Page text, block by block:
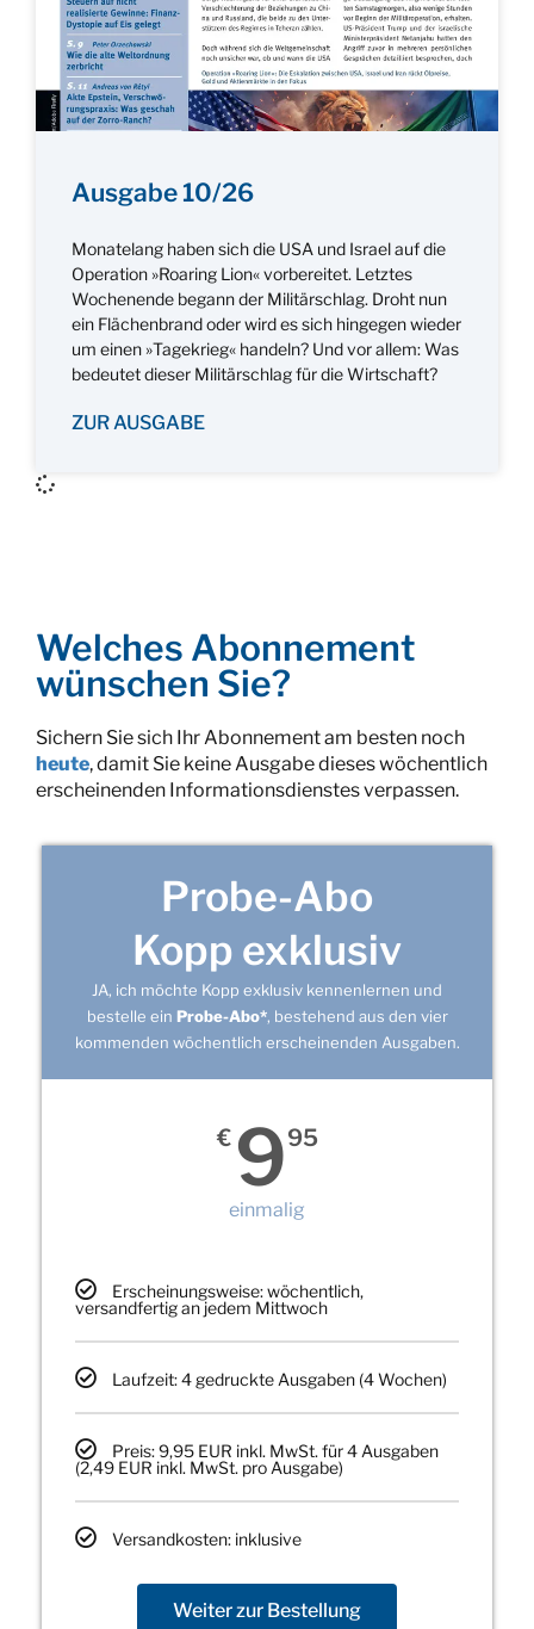
Ausgabe 10/26
Monatelang haben sich die USA und Israel auf die
Operation »Roaring Lion« vorbereitet. Letztes
Wochenende begann der Militärschlag. Droht nun
ein Flächenbrand oder wird es sich hingegen wieder
um einen »Tagekrieg« handeln? Und vor allem: Was
bedeutet dieser Militärschlag für die Wirtschaft?
ZUR AUSGABE
Welches Abonnement
wünschen Sie?
Sichern Sie sich Ihr Abonnement am besten noch
heute, damit Sie keine Ausgabe dieses wöchentlich
erscheinenden Informationsdienstes verpassen.
Probe-Abo
Kopp exklusiv
JA, ich möchte Kopp exklusiv kennenlernen und
bestelle ein Probe-Abo*, bestehend aus den vier
kommenden wöchentlich erscheinenden Ausgaben.
€ 995
einmalig
Erscheinungsweise: wöchentlich,
versandfertig an jedem Mittwoch
Laufzeit: 4 gedruckte Ausgaben (4 Wochen)
Preis: 9,95 EUR inkl. MwSt. für 4 Ausgaben
(2,49 EUR inkl. MwSt. pro Ausgabe)
Versandkosten: inklusive
Weiter zur Bestellung